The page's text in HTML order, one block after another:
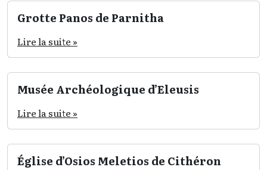
Grotte Panos de Parnitha
Lire la suite »
Musée Archéologique d’Eleusis
Lire la suite »
Église d’Osios Meletios de Cithéron